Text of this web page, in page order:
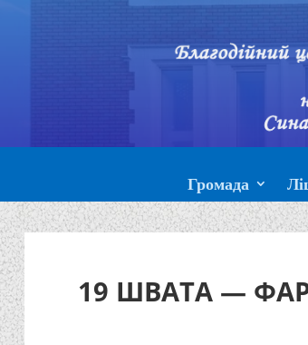
Громада
19 ШВАТА —